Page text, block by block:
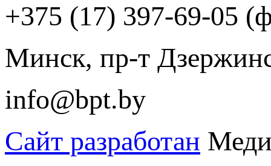
+375 (17) 397-69-05
Минск, пр-т
info@bpt.by
Сайт разработан